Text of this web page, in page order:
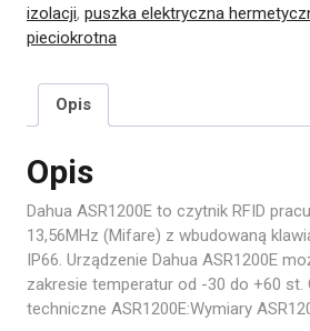
izolacji, puszka elektryczna
pieciokrotna
Opis
Opis
Dahua ASR1200E to czytnik RFID
13,56MHz (Mifare) z wbudowaną
IP66. Urządzenie Dahua ASR1200E
zakresie temperatur od -30 do +60 st.
techniczne ASR1200E:Wymiary